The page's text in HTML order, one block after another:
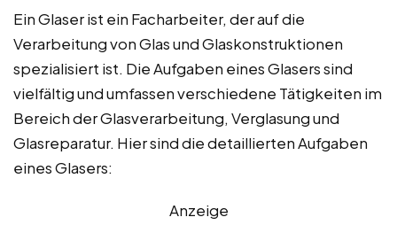
Ein Glaser ist ein Facharbeiter, der auf die
Verarbeitung von Glas und Glaskonstruktionen
spezialisiert ist. Die Aufgaben eines Glasers sind
vielfältig und umfassen verschiedene Tätigkeiten im
Bereich der Glasverarbeitung, Verglasung und
Glasreparatur. Hier sind die detaillierten Aufgaben
eines Glasers:
Anzeige